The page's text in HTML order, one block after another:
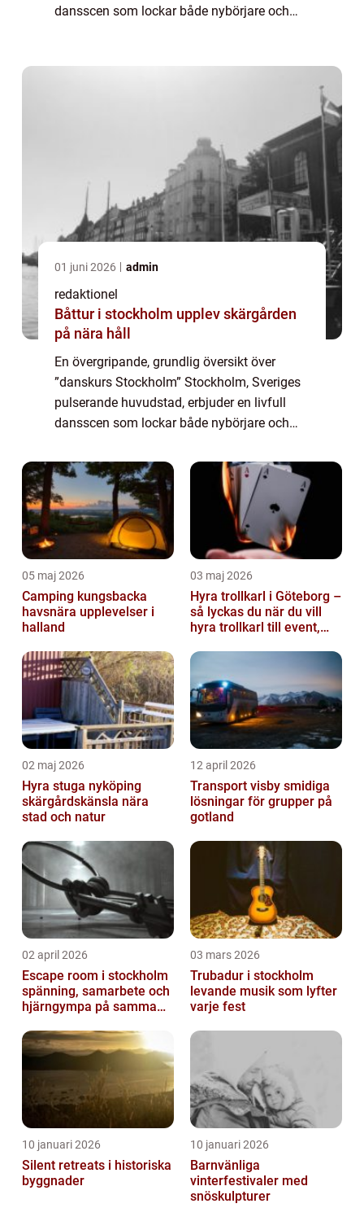
dansscen som lockar både nybörjare och
01 juni 2026 admin
redaktionel
Båttur i stockholm upplev skärgården
på nära håll
En övergripande, grundlig översikt över
”danskurs Stockholm” Stockholm, Sveriges
pulserande huvudstad, erbjuder en livfull
dansscen som lockar både nybörjare och
intresserad av att lära dig en ny dansstil...
05 maj 2026
Camping kungsbacka
havsnära upplevelser i
halland
03 maj 2026
Hyra trollkarl i Göteborg –
så lyckas du när du vill
hyra trollkarl till event,
02 maj 2026
Hyra stuga nyköping
skärgårdskänsla nära
stad och natur
12 april 2026
Transport visby smidiga
lösningar för grupper på
gotland
02 april 2026
Escape room i stockholm
spänning, samarbete och
hjärngympa på samma
03 mars 2026
Trubadur i stockholm
levande musik som lyfter
varje fest
10 januari 2026
Silent retreats i historiska
byggnader
10 januari 2026
Barnvänliga
vinterfestivaler med
snöskulpturer